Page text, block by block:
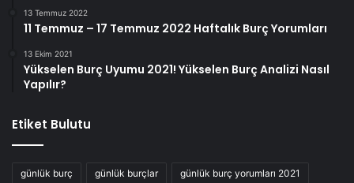
13 Temmuz 2022
11 Temmuz – 17 Temmuz 2022 Haftalık Burç Yorumları
13 Ekim 2021
Yükselen Burç Uyumu 2021! Yükselen Burç Analizi Nasıl
Yapılır?
Etiket Bulutu
günlük burç günlük burçlar günlük burç yorumları 2021